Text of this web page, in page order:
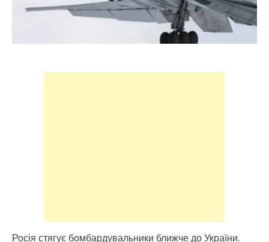
Росія стягує бомбардувальники ближче до України.